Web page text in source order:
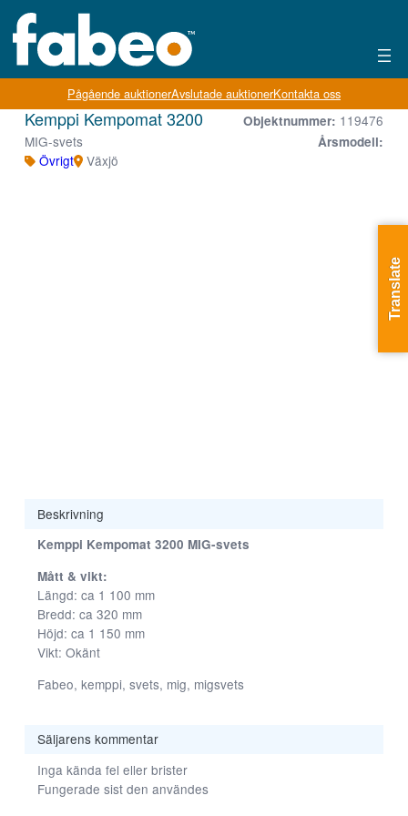
Pågående auktionerAvslutade auktionerKontakta oss
Kemppi Kempomat 3200 Objektnummer: 119476
MIG-svets
Årsmodell:
Övrigt Växjö
Beskrivning
Kemppi Kempomat 3200 MIG-svets
Mått & vikt:
Längd: ca 1 100 mm
Bredd: ca 320 mm
Höjd: ca 1 150 mm
Vikt: Okänt
Fabeo, kemppi, svets, mig, migsvets
Säljarens kommentar
Inga kända fel eller brister
Fungerade sist den användes
Nödvändiga
Dessa kakor
går inte att
välja bort. De
behövs för att
över huvud
Statistik
Translate